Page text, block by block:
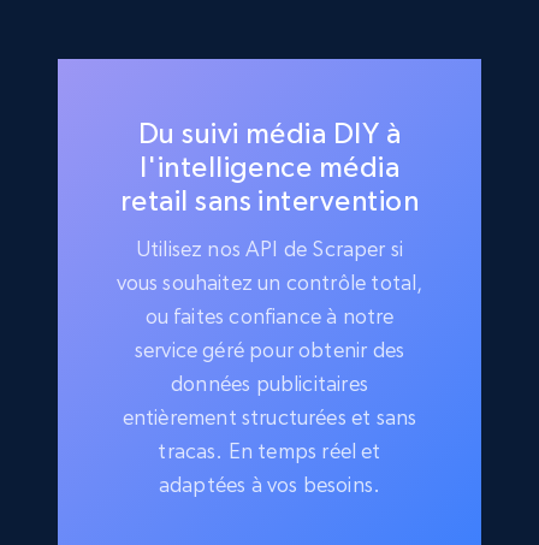
Du suivi média DIY à
l'intelligence média
retail sans intervention
Utilisez nos API de Scraper si
vous souhaitez un contrôle total,
ou faites confiance à notre
service géré pour obtenir des
données publicitaires
entièrement structurées et sans
tracas. En temps réel et
adaptées à vos besoins.